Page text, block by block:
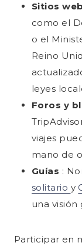
Sitios
como el
o el
Reino
leyes
Foros y
viajes
mano de
Guías :
solitario y
una
Participar en